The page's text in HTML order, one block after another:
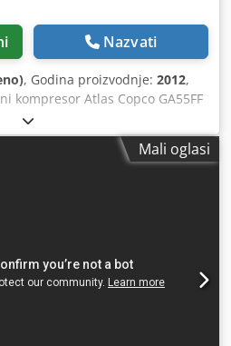
Nazvati
, Godina proizvodnje: 2012,
kompresor Atlas Copco GA55FF
Aqwsrf 55 kW 9,80 bara
2012 Radni sati: 36.734
Mali oglasi